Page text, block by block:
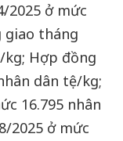
2025 ở mức
giao tháng
kg; Hợp đồng
dân tệ/kg;
16.795 nhân
2025 ở mức